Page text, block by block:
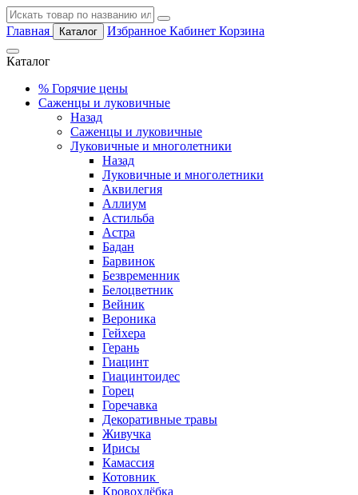
Главная Каталог Избранное Кабинет Корзина
Каталог
% Горячие цены
Саженцы и луковичные
Назад
Саженцы и луковичные
Луковичные и многолетники
Назад
Луковичные и многолетники
Аквилегия
Аллиум
Астильба
Астра
Бадан
Барвинок
Безвременник
Белоцветник
Вейник
Вероника
Гейхера
Герань
Гиацинт
Гиацинтоидес
Горец
Горечавка
Декоративные травы
Живучка
Ирисы
Камассия
Котовник
Кровохлёбка